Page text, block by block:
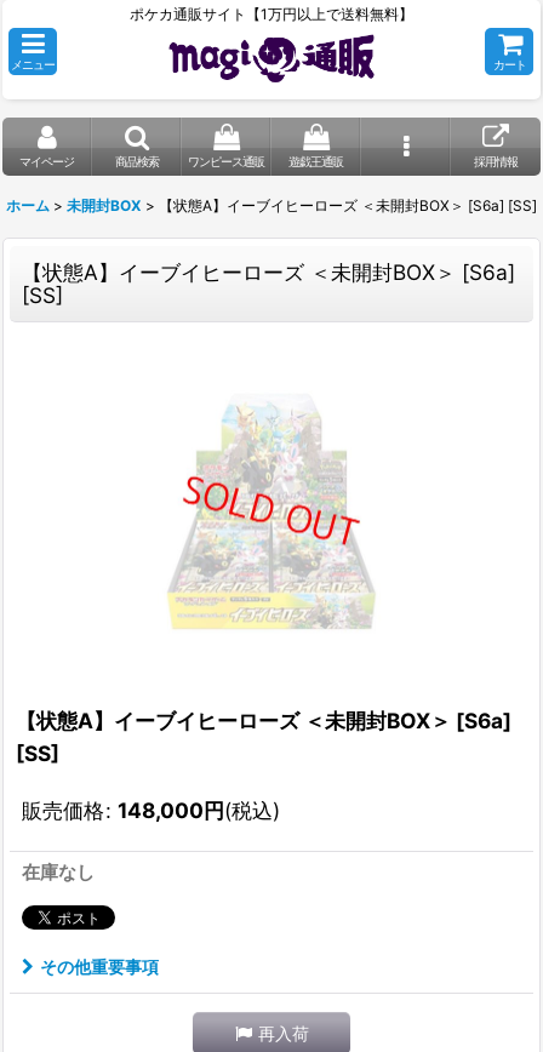
ポケカ通販サイト【1万円以上で送料無料】
メニュー カート
マイページ 商品検索 ワンピース通販 遊戯王通販 採用情報
ホーム > 未開封BOX > 【状態A】イーブイヒーローズ ＜未開封BOX＞ [S6a] [SS]
【状態A】イーブイヒーローズ ＜未開封BOX＞ [S6a]
[SS]
【状態A】イーブイヒーローズ ＜未開封BOX＞ [S6a]
[SS]
販売価格: 148,000円(税込)
在庫なし
その他重要事項
再入荷